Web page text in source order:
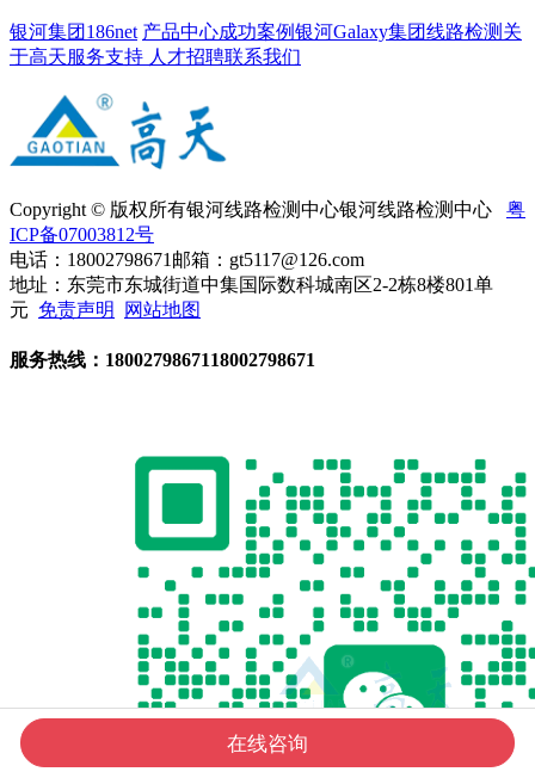
银河集团186net 产品中心成功案例银河Galaxy集团线路检测 关
于高天服务支持 人才招聘联系我们
Copyright © 版权所有银河线路检测中心银河线路检测中心 粤
ICP备07003812号
电话：18002798671 邮箱：gt5117@126.com
地址：东莞市东城街道中集国际数科城南区2-2栋8楼801单
元 免责声明 网站地图
服务热线： 1800279867118002798671
在线咨询